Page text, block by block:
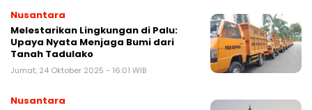
Nusantara
Melestarikan Lingkungan di Palu:
Upaya Nyata Menjaga Bumi dari
Tanah Tadulako
Jumat, 24 Oktober 2025 - 16:01 WIB
Nusantara